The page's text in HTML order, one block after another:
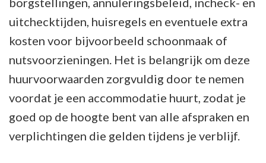
uitchecktijden, huisregels en eventuele extra
kosten voor bijvoorbeeld schoonmaak of
nutsvoorzieningen. Het is belangrijk om deze
huurvoorwaarden zorgvuldig door te nemen
voordat je een accommodatie huurt, zodat je
goed op de hoogte bent van alle afspraken en
verplichtingen die gelden tijdens je verblijf.